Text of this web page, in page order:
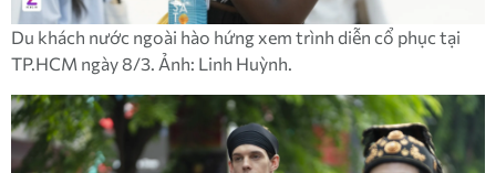
Du khách nước ngoài hào hứng xem trình diễn cổ phục tại
TP.HCM ngày 8/3. Ảnh: Linh Huỳnh.